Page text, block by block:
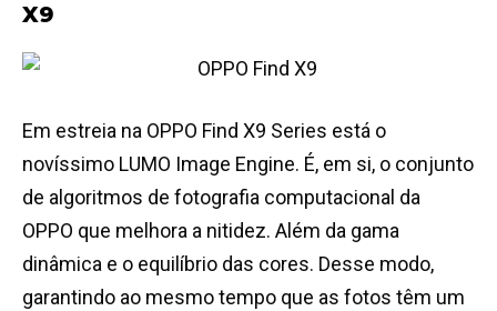
X9
Em estreia na OPPO Find X9 Series está o
novíssimo LUMO Image Engine. É, em si, o conjunto
de algoritmos de fotografia computacional da
OPPO que melhora a nitidez. Além da gama
dinâmica e o equilíbrio das cores. Desse modo,
garantindo ao mesmo tempo que as fotos têm um